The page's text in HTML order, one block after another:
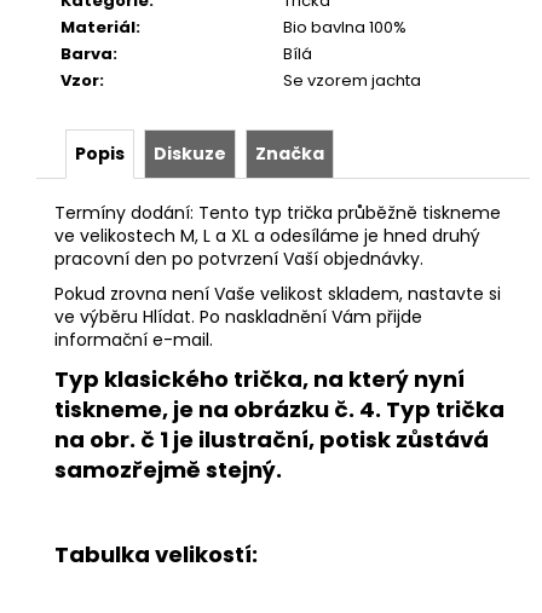
Materiál:
Bio bavlna 100%
Barva:
Bílá
Vzor: Se vzorem jachta
Popis Diskuze Značka
Termíny dodání: Tento typ trička průběžně tiskneme
ve velikostech M, L a XL a odesíláme je hned druhý
pracovní den po potvrzení Vaší objednávky.
Pokud zrovna není Vaše velikost skladem, nastavte si
ve výběru Hlídat. Po naskladnění Vám přijde
informační e-mail.
Typ klasického trička, na který nyní
tiskneme, je na obrázku č. 4. Typ trička
na obr. č 1 je ilustrační, potisk zůstává
samozřejmě stejný.
Tabulka velikostí: